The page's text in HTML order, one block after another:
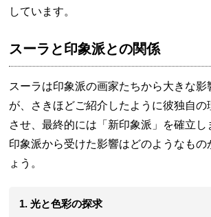
しています。
スーラと印象派との関係
スーラは印象派の画家たちから大きな影
が、さきほどご紹介したように彼独自の
させ、最終的には「新印象派」を確立
印象派から受けた影響はどのようなもの
ょう。
1. 光と色彩の探求